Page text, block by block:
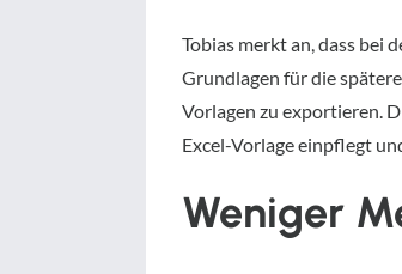
Tobias merkt an, dass bei
Grundlagen für die
Vorlagen zu exportieren.
Excel-Vorlage einpflegt
Weniger